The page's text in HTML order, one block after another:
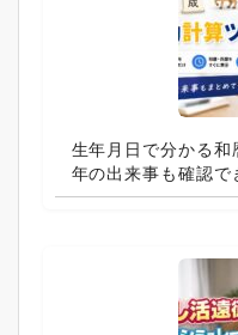
生年月日で分かる和
年の出来事も確認で